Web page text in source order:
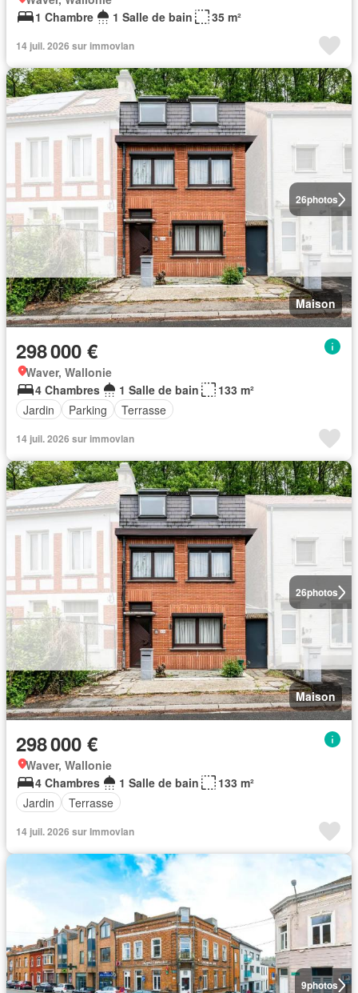
1 Chambre
1 Salle de bain 35 m²
14 juil. 2026 sur immovlan
26photos
Maison
298 000 €
Waver, Wallonie
4 Chambres
1 Salle de bain
133 m²
Jardin
Parking Terrasse
14 juil. 2026 sur immovlan
26photos
Maison
298 000 €
Waver, Wallonie
4 Chambres
1 Salle de bain
133 m²
Jardin
Terrasse
14 juil. 2026 sur Immovlan
9photos